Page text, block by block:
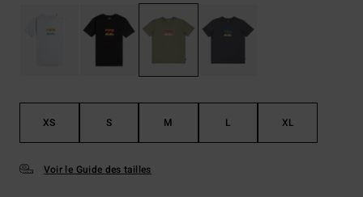
XS S M L XL
Voir le Guide des tailles